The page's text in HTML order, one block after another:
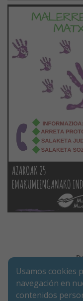
Legezko oharra
Merkatarien Karrika 9
Usamos cookies
navegación en
contenidos